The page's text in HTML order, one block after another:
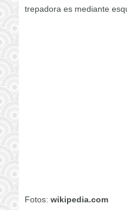
trepadora es mediante
Fotos: wikipedia.com